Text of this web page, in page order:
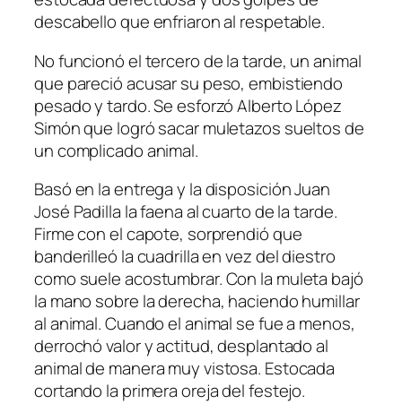
descabello que enfriaron al respetable.
No funcionó el tercero de la tarde, un animal
que pareció acusar su peso, embistiendo
pesado y tardo. Se esforzó Alberto López
Simón que logró sacar muletazos sueltos de
un complicado animal.
Basó en la entrega y la disposición Juan
José Padilla la faena al cuarto de la tarde.
Firme con el capote, sorprendió que
banderilleó la cuadrilla en vez del diestro
como suele acostumbrar. Con la muleta bajó
la mano sobre la derecha, haciendo humillar
al animal. Cuando el animal se fue a menos,
derrochó valor y actitud, desplantado al
animal de manera muy vistosa. Estocada
cortando la primera oreja del festejo.